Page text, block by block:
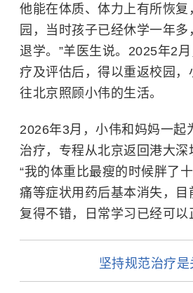
他能在体质、体力上有所恢复
园，当时孩子已经休学一年
退学。”羊医生说。2025年2
疗及评估后，得以重返校园，
往北京照顾小伟的生活。
2026年3月，小伟和妈妈一起
治疗，专程从北京返回港大深
“我的体重比最瘦的时候胖了
痛等症状用药后基本消失，目
复得不错，日常学习已经可以
坚持规范治疗是